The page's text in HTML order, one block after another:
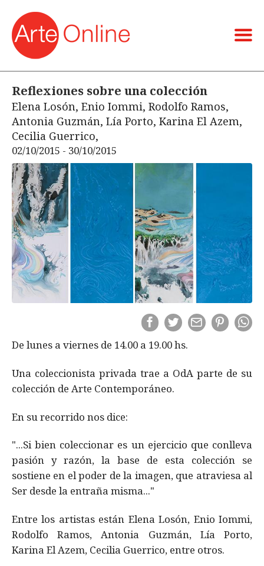
Reflexiones sobre una colección
Elena Losón, Enio Iommi, Rodolfo Ramos,
Antonia Guzmán, Lía Porto, Karina El Azem,
Cecilia Guerrico,
02/10/2015 - 30/10/2015
De lunes a viernes de 14.00 a 19.00 hs.
Una coleccionista privada trae a OdA parte de su
colección de Arte Contemporáneo.
En su recorrido nos dice:
"...Si bien coleccionar es un ejercicio que conlleva
pasión y razón, la base de esta colección se
sostiene en el poder de la imagen, que atraviesa al
Ser desde la entraña misma..."
Entre los artistas están Elena Losón, Enio Iommi,
Rodolfo Ramos, Antonia Guzmán, Lía Porto,
Karina El Azem, Cecilia Guerrico, entre otros.